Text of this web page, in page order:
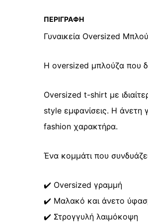
ΠΕΡΙΓΡΑΦΉ
Γυναικεία Oversized
Η oversized μπλούζα που
Oversized t-shirt με
style εμφανίσεις. Η άνετη
fashion χαρακτήρα.
Ένα κομμάτι που
✔️ Oversized γραμμή
✔️ Μαλακό και άνετο
✔️ Στρογγυλή λαιμόκοψη